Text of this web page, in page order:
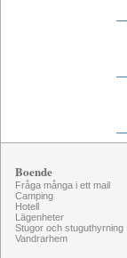
Boende
Fråga många i ett mail
Camping
Hotell
Lägenheter
Stugor och stuguthyrning
Vandrarhem